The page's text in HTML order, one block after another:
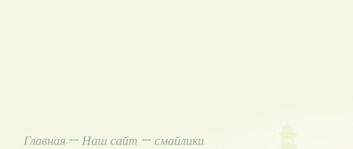
Главная ↔ Наш сайт ↔ смайлики